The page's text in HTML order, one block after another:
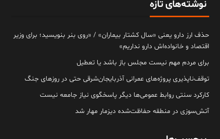
نوشته‌های تازه
حذف ارز دارو یعنی «سال کشتار بیماران» / «روی بنر بنویسید؛ برای وزیر
اقتصاد و خانواده‌اش دارو نداریم»
برای مردم مهم نیست مجلس باز باشد یا تعطیل
توقف‌ناپذیری پروژه‌های عمرانی آذربایجان‌شرقی حتی در روزهای جنگ
کارکرد سنتی روابط عمومی‌ها دیگر پاسخگوی نیاز جامعه نیست
آتش‌سوزی در منطقه حفاظت‌شده دیزمار مهار شد